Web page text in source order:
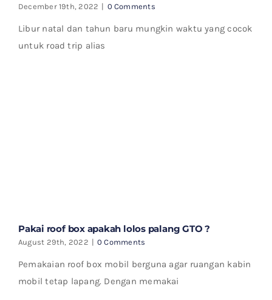
December 19th, 2022 | 0 Comments
Libur natal dan tahun baru mungkin waktu yang cocok
untuk road trip alias
Pakai roof box apakah lolos palang GTO ?
August 29th, 2022 | 0 Comments
Pemakaian roof box mobil berguna agar ruangan kabin
mobil tetap lapang. Dengan memakai